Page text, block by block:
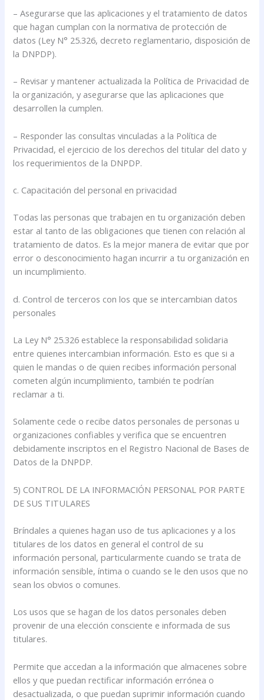
– Asegurarse que las aplicaciones y el tratamiento de datos
que hagan cumplan con la normativa de protección de
datos (Ley N° 25.326, decreto reglamentario, disposición de
la DNPDP).
– Revisar y mantener actualizada la Política de Privacidad de
la organización, y asegurarse que las aplicaciones que
desarrollen la cumplen.
– Responder las consultas vinculadas a la Política de
Privacidad, el ejercicio de los derechos del titular del dato y
los requerimientos de la DNPDP.
c. Capacitación del personal en privacidad
Todas las personas que trabajen en tu organización deben
estar al tanto de las obligaciones que tienen con relación al
tratamiento de datos. Es la mejor manera de evitar que por
error o desconocimiento hagan incurrir a tu organización en
un incumplimiento.
d. Control de terceros con los que se intercambian datos
personales
La Ley N° 25.326 establece la responsabilidad solidaria
entre quienes intercambian información. Esto es que si a
quien le mandas o de quien recibes información personal
cometen algún incumplimiento, también te podrían
reclamar a ti.
Solamente cede o recibe datos personales de personas u
organizaciones confiables y verifica que se encuentren
debidamente inscriptos en el Registro Nacional de Bases de
Datos de la DNPDP.
5) CONTROL DE LA INFORMACIÓN PERSONAL POR PARTE
DE SUS TITULARES
Bríndales a quienes hagan uso de tus aplicaciones y a los
titulares de los datos en general el control de su
información personal, particularmente cuando se trata de
información sensible, íntima o cuando se le den usos que no
sean los obvios o comunes.
Los usos que se hagan de los datos personales deben
provenir de una elección consciente e informada de sus
titulares.
Permite que accedan a la información que almacenes sobre
ellos y que puedan rectificar información errónea o
desactualizada, o que puedan suprimir información cuando